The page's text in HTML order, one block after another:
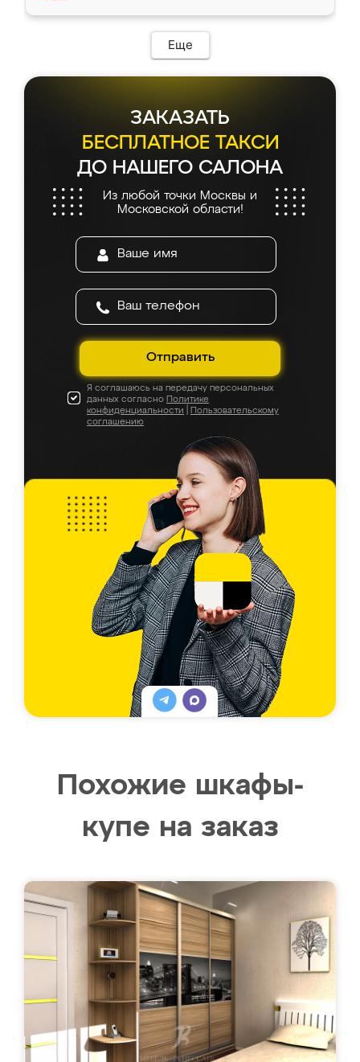
Еще
ЗАКАЗАТЬ
БЕСПЛАТНОЕ ТАКСИ
ДО НАШЕГО САЛОНА
Из любой точки Москвы и
Московской области!
Отправить
Я соглашаюсь на передачу персональных
данных согласно Политике
конфиденциальности
Пользовательскому
соглашению
Похожие шкафы-
купе на заказ